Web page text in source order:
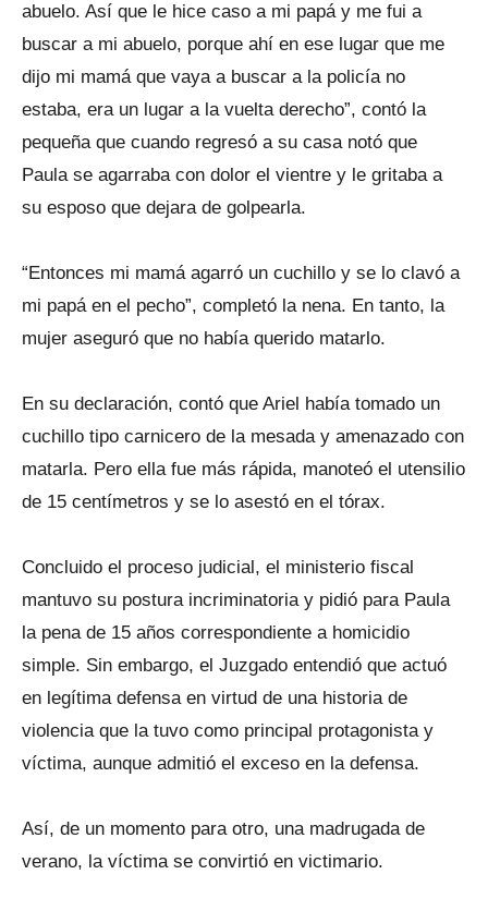
abuelo. Así que le hice caso a mi papá y me fui a
buscar a mi abuelo, porque ahí en ese lugar que me
dijo mi mamá que vaya a buscar a la policía no
estaba, era un lugar a la vuelta derecho”, contó la
pequeña que cuando regresó a su casa notó que
Paula se agarraba con dolor el vientre y le gritaba a
su esposo que dejara de golpearla.
“Entonces mi mamá agarró un cuchillo y se lo clavó a
mi papá en el pecho”, completó la nena. En tanto, la
mujer aseguró que no había querido matarlo.
En su declaración, contó que Ariel había tomado un
cuchillo tipo carnicero de la mesada y amenazado con
matarla. Pero ella fue más rápida, manoteó el utensilio
de 15 centímetros y se lo asestó en el tórax.
Concluido el proceso judicial, el ministerio fiscal
mantuvo su postura incriminatoria y pidió para Paula
la pena de 15 años correspondiente a homicidio
simple. Sin embargo, el Juzgado entendió que actuó
en legítima defensa en virtud de una historia de
violencia que la tuvo como principal protagonista y
víctima, aunque admitió el exceso en la defensa.
Así, de un momento para otro, una madrugada de
verano, la víctima se convirtió en victimario.